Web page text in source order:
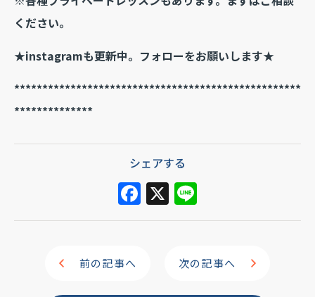
ください。
★instagramも更新中。フォローをお願いします★
***************************************************
**************
シェアする
F
a
X
n
前の記事へ 次の記事へ